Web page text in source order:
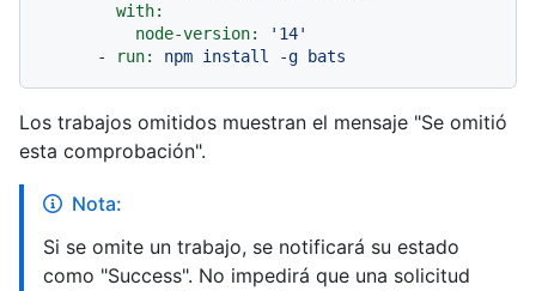
with:
node-version:
'14'
-
run: npm install -g bats
Los trabajos omitidos muestran el mensaje "Se omitió
esta comprobación".
Nota:
Si se omite un trabajo, se notificará su estado
como "Success". No impedirá que una solicitud